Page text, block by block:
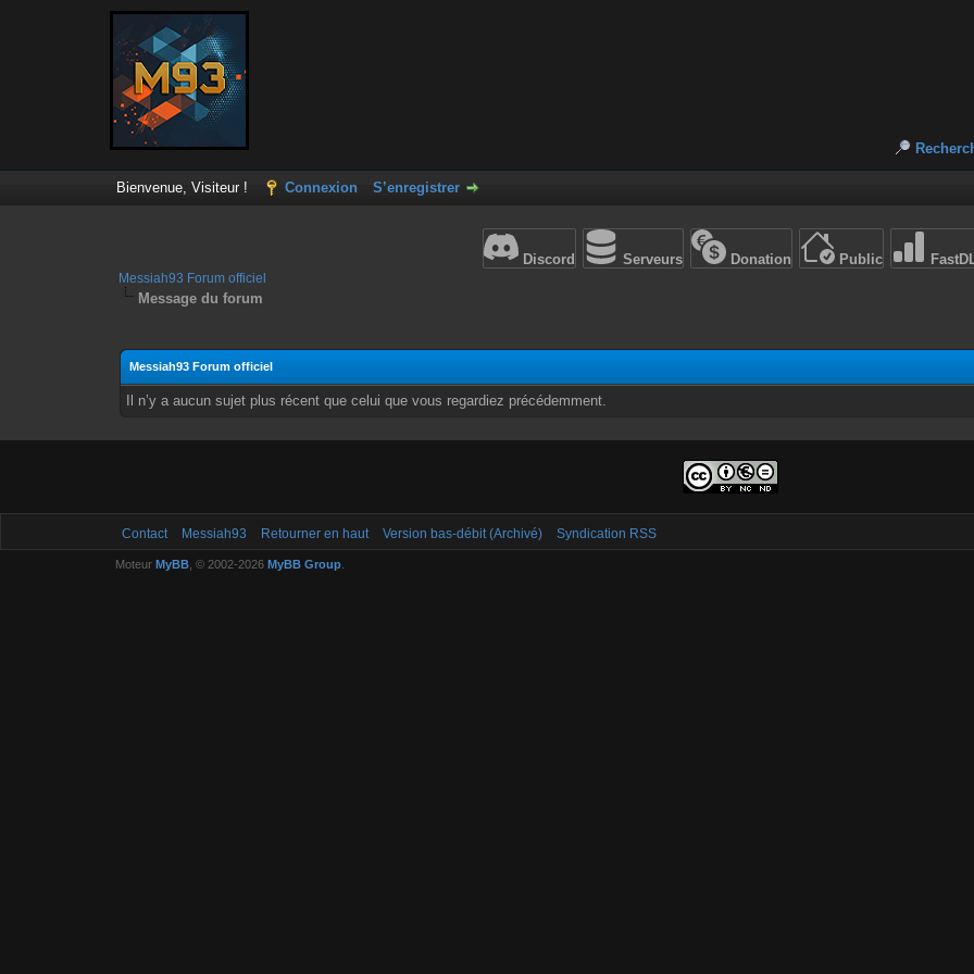
Bienvenue, Visiteur ! Connexion S’enregistrer
Discord Serveurs Donation Public
Messiah93 Forum officiel
Message du forum
Messiah93 Forum officiel
Il n’y a aucun sujet plus récent que celui que vous regardiez précédemment.
Contact Messiah93 Retourner en haut Version bas-débit (Archivé) Syndication RSS
Moteur MyBB, © 2002-2026 MyBB Group.